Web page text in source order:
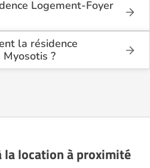
Logement-Foyer
Foyer Les Myosotis est une
foyer logement -
la résidence
?
Foyer Les Myosotis est
la location à proximité